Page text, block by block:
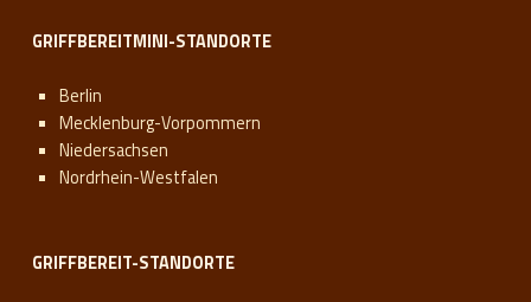
GRIFFBEREITMINI-STANDORTE
Berlin
Mecklenburg-Vorpommern
Niedersachsen
Nordrhein-Westfalen
GRIFFBEREIT-STANDORTE